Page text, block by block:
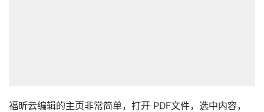
福昕云编辑的主页非常简单，打开 PDF文件，选中内容，